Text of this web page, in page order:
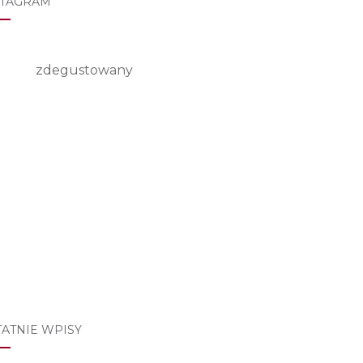
zdegustowany
WPISY